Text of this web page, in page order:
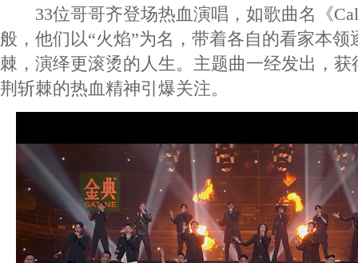
33位哥哥齐登场热血演唱，如歌曲名《
般，他们以“火焰”为名，带着各自的看家本领
棘，演绎更滚烫的人生。主题曲一经发出，
荆斩棘的热血精神引爆关注。